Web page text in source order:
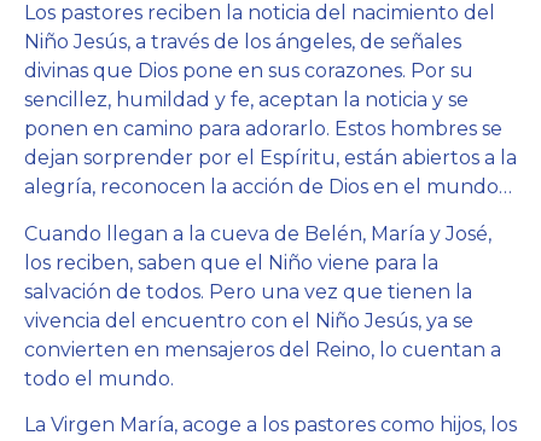
Los pastores reciben la noticia del nacimiento del
Niño Jesús, a través de los ángeles, de señales
divinas que Dios pone en sus corazones. Por su
sencillez, humildad y fe, aceptan la noticia y se
ponen en camino para adorarlo. Estos hombres se
dejan sorprender por el Espíritu, están abiertos a la
alegría, reconocen la acción de Dios en el mundo…
Cuando llegan a la cueva de Belén, María y José,
los reciben, saben que el Niño viene para la
salvación de todos. Pero una vez que tienen la
vivencia del encuentro con el Niño Jesús, ya se
convierten en mensajeros del Reino, lo cuentan a
todo el mundo.
La Virgen María, acoge a los pastores como hijos, los